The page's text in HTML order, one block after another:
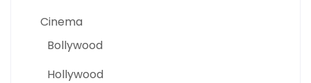
Cinema
Bollywood
Hollywood